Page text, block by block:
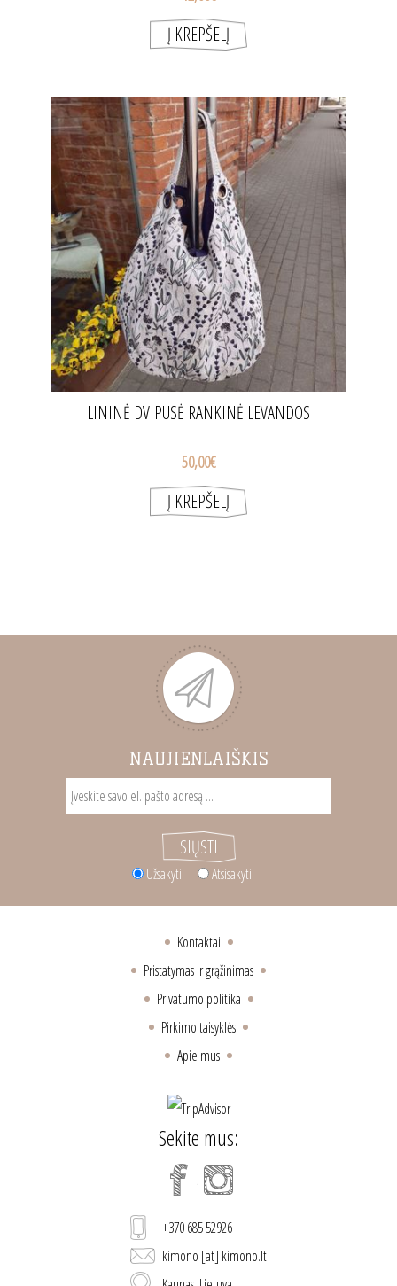
LININĖ DVIPUSĖ RANKINĖ LEVANDOS
50,00€
NAUJIENLAIŠKIS
Užsakyti Atsisakyti
Kontaktai
Pristatymas ir grąžinimas
Privatumo politika
Pirkimo taisyklės
Apie mus
Sekite mus:
+370 685 52926
kimono [at] kimono.lt